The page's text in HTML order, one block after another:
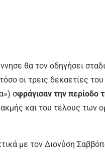
θα τον οδηγήσει
οι τρεις δεκαετίες
σφράγισαν την περίοδο
και του τέλους των
με τον Διονύση